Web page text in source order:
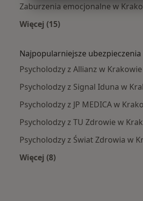
Zaburzenia emocjonalne w
Więcej (15)
Najpopularniejsze ubezpieczenia
Psycholodzy z Allianz w Krakowie
Psycholodzy z Signal Iduna w
Psycholodzy z JP MEDICA w
Psycholodzy z TU Zdrowie w
Psycholodzy z Świat Zdrowia w
Więcej (8)